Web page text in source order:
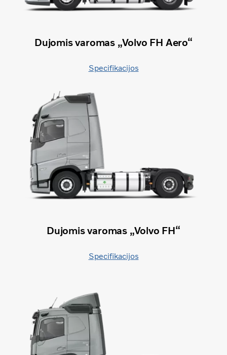
Dujomis varomas „Volvo FH Aero“
Specifikacijos
Dujomis varomas „Volvo FH“
Specifikacijos